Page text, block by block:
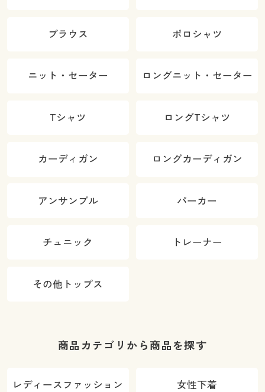
ブラウス ポロシャツ
ニット・セーター ロングニット・セーター
Tシャツ ロングTシャツ
カーディガン ロングカーディガン
アンサンブル パーカー
チュニック トレーナー
その他トップス
商品カテゴリから商品を探す
レディースファッション 女性下着